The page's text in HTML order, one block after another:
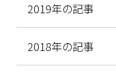
2019年の記事
2018年の記事